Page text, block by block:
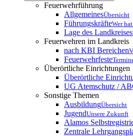
Feuerwehrführung
AllgemeinesÜbersicht
FührungskräfteWer
Lage des Landkreises
Feuerwehren im Landkreis
nach KBI Bereichen
Feuerwehrfeste
Überörtliche Einrichtungen
Überörtliche
UG Atemschutz /
Sonstige Themen
AusbildungÜbersicht
JugendUnsere Zukunft
Alamos
Zentrale